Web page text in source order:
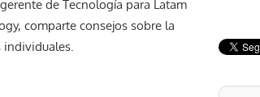
de Tecnología para Latam
comparte consejos sobre la
individuales.